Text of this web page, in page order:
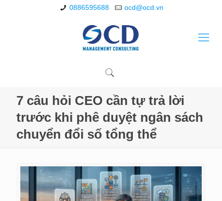
0886595688 ocd@ocd.vn
7 câu hỏi CEO cần tự trả lời
trước khi phê duyệt ngân sách
chuyển đổi số tổng thể